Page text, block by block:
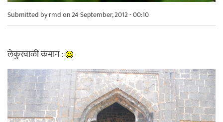
Submitted byrmdon 24 September, 2012 - 00:10
लेकुरवाळी कमान :